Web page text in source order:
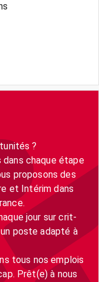
?
dans chaque étape
proposons des
et Intérim dans
jour sur crit-
poste adapté à
tous nos emplois
Prêt(e) à nous